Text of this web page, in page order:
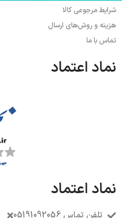
شرایط مرجوعی کالا
هزینه و روش‌های ارسال
تماس با ما
نماد اعتماد
نماد اعتماد